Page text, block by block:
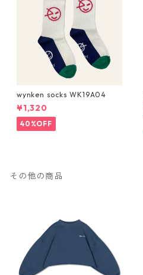
wynken socks WK19A04
¥1,320
40%OFF
その他の商品